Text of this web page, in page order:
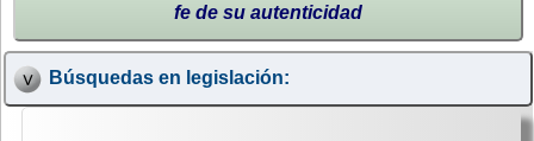
fe de su autenticidad
Búsquedas en legislación: